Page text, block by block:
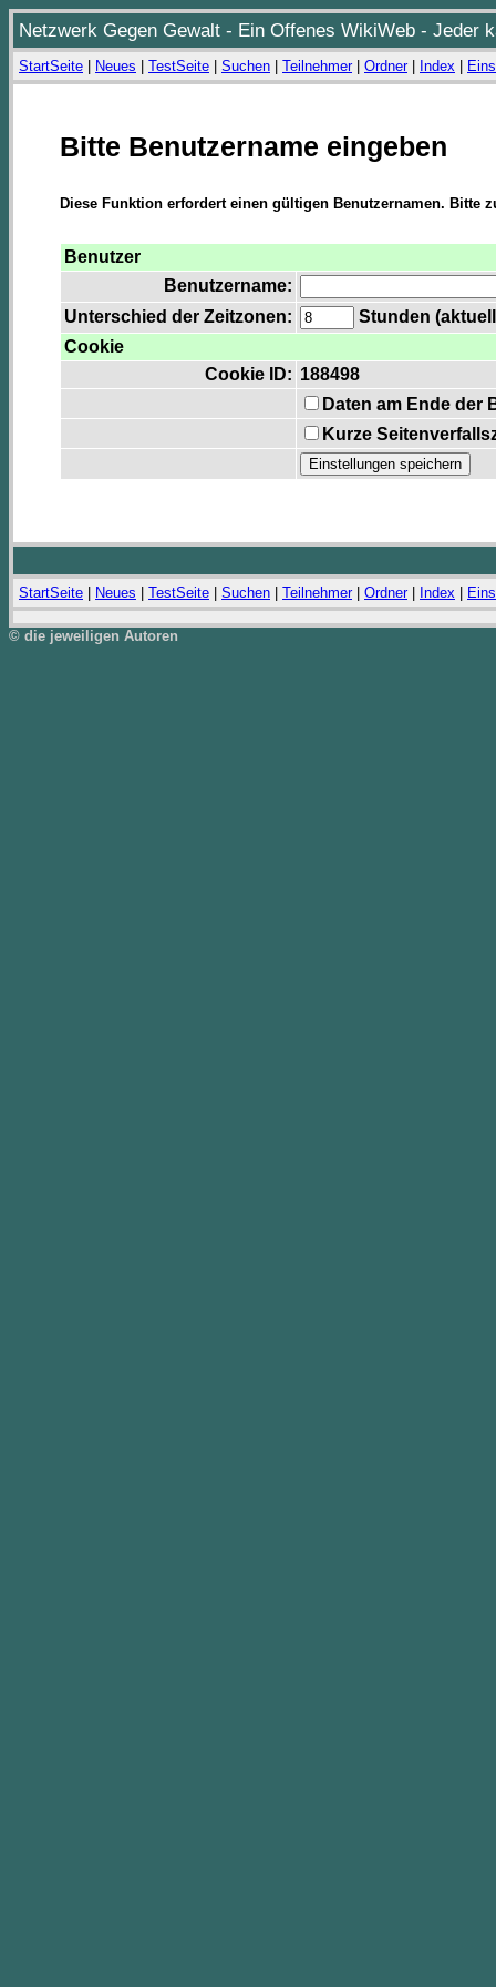
Netzwerk Gegen Gewalt - Ein Offenes WikiWeb - Jeder
StartSeite Neues TestSeite Suchen Teilnehmer| Ordner| Index
Bitte Benutzername eingeben
Diese Funktion erfordert einen gültigen Benutzernamen. Bitte
Benutzer
Benutzername:
Unterschied der Zeitzonen:
Stunden
Cookie
Cookie ID: 188498
Daten am Ende der
Kurze
StartSeite Neues TestSeite Suchen Teilnehmer| Ordner| Index
© die jeweiligen Autoren